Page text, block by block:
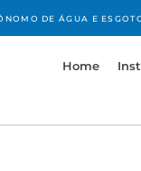
DE ÁGUA E
Home